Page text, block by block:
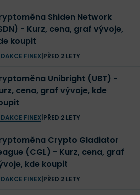
Shiden Network
cena, graf vývoje,
koupit
FINEX| PŘED 2 LETY
Unibright (UBT) -
cena, graf vývoje, kde
FINEX| PŘED 2 LETY
Crypto Gladiator
(CGL) - Kurz, cena, graf
kde koupit
FINEX| PŘED 2 LETY